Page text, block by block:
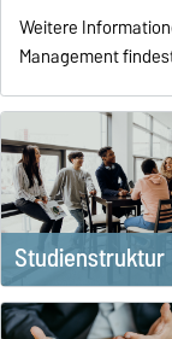
Weitere
Management
Studienstruktur